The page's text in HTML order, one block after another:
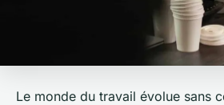
Le monde du travail évolue sans